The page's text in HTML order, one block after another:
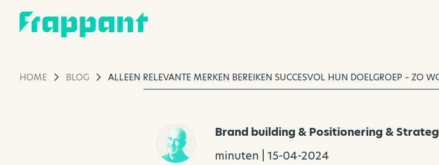
HOME BLOG ALLEEN RELEVANTE MERKEN BEREIKEN SUCCESVOL HUN DOELGROEP – ZO
Brand building & Positionering &
minuten | 15-04-2024